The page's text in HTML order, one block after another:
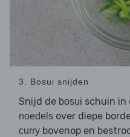
3. Bosui snijden
Snijd de bosui schuin in
noedels over diepe
curry bovenop en